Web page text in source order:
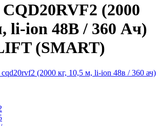
(2000
li-ion 48В / 360 Ач)
(SMART)